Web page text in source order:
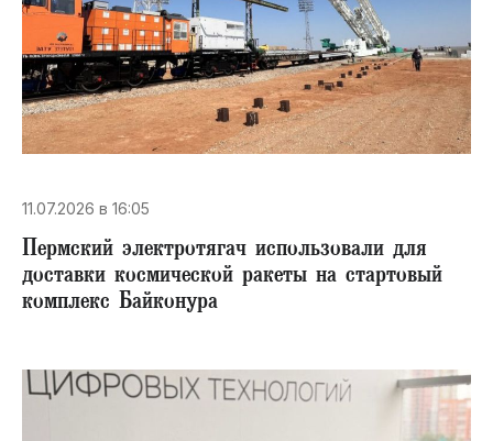
11.07.2026 в 16:05
Пермский электротягач использовали для
доставки космической ракеты на стартовый
комплекс Байконура